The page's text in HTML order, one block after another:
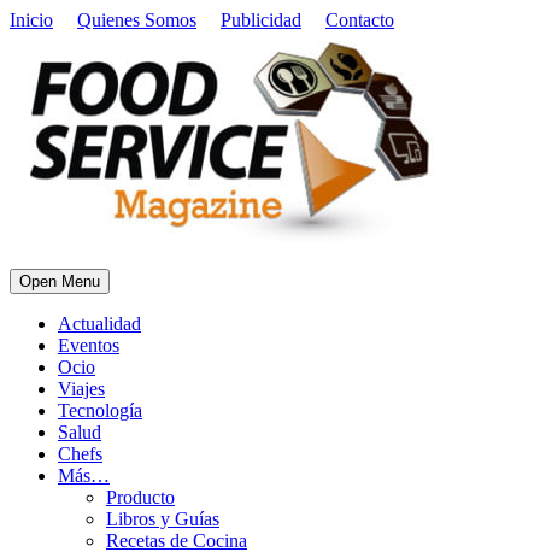
Inicio Quienes Somos Publicidad Contacto
Open Menu
Actualidad
Eventos
Ocio
Viajes
Tecnología
Salud
Chefs
Más…
Producto
Libros y Guías
Recetas de Cocina